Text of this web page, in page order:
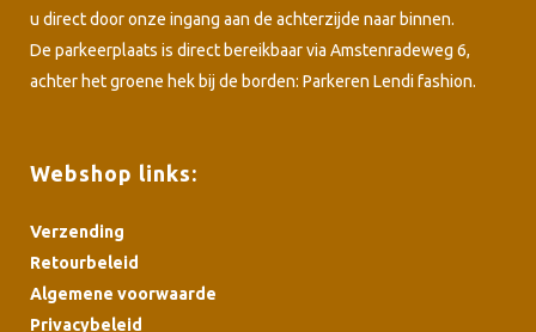
u direct door onze ingang aan de achterzijde naar binnen.
De parkeerplaats is direct bereikbaar via Amstenradeweg 6,
achter het groene hek bij de borden: Parkeren Lendi fashion.
Webshop links:
Verzending
Retourbeleid
Algemene voorwaarde
Privacybeleid